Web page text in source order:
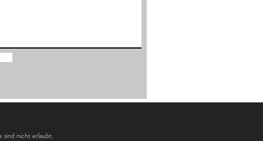
sind nicht erlaubt.